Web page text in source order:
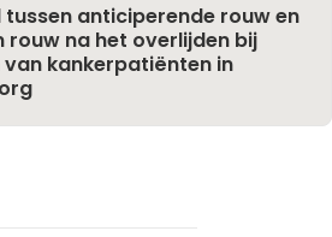
tussen anticiperende rouw en
rouw na het overlijden bij
kankerpatiënten in